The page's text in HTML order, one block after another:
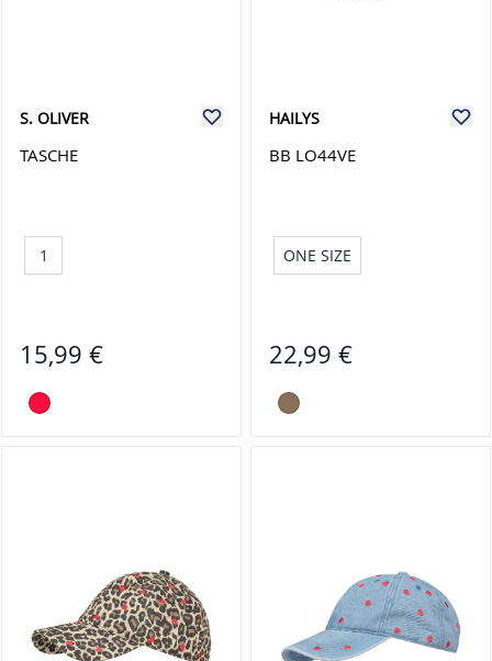
S. OLIVER
TASCHE
1
15,99 €
HAILYS
BB LO44VE
ONE SIZE
22,99 €